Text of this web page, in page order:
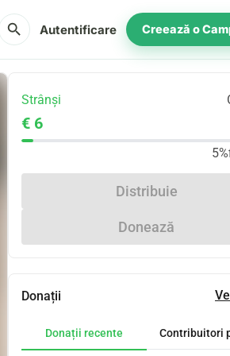
search Autentificare Creează o
Strânși
€ 6
5%
Distribuie
Donează
Donații
Donații recente Contribuitori